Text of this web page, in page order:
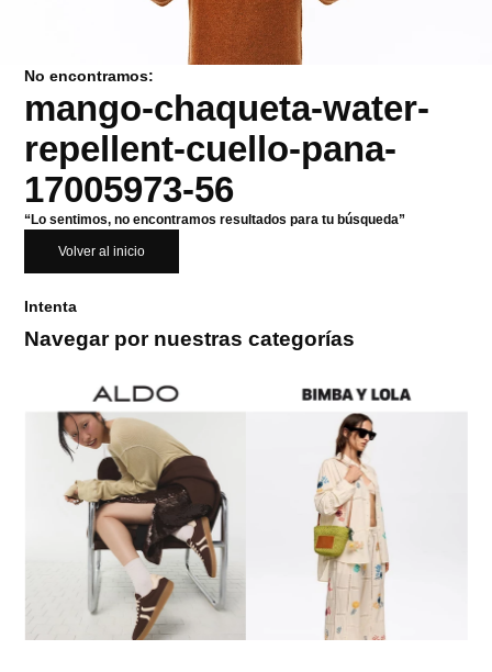
No encontramos:
mango-chaqueta-water-
repellent-cuello-pana-
17005973-56
“Lo sentimos, no encontramos resultados para tu búsqueda”
Volver al inicio
Intenta
Navegar por nuestras categorías